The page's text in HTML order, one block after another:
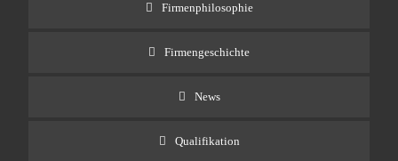
Firmenphilosophie
Firmengeschichte
News
Qualifikation